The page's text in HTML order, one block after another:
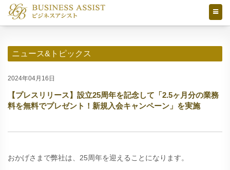
ニュース&トピックス
2024年04月16日
【プレスリリース】設立25周年を記念して「2.5ヶ月分の業務
料を無料でプレゼント！新規入会キャンペーン」を実施
おかげさまで弊社は、25周年を迎えることになります。